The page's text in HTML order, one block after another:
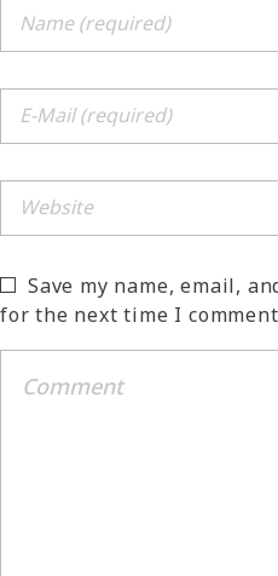
Save my name, email,
for the next time I